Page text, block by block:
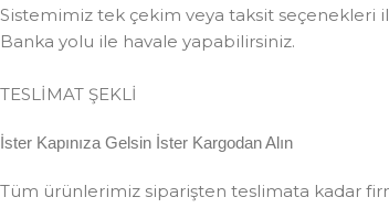
Sistemimiz tek çekim veya taksit seçenekleri
Banka yolu ile havale yapabilirsiniz.
TESLİMAT ŞEKLİ
İster Kapınıza Gelsin İster Kargodan Alın
Tüm ürünlerimiz siparişten teslimata kadar